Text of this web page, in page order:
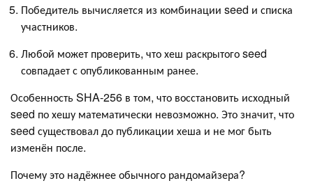
Победитель вычисляется из комбинации seed и списка
участников.
Любой может проверить, что хеш раскрытого seed
совпадает с опубликованным ранее.
Особенность SHA-256 в том, что восстановить исходный
seed по хешу математически невозможно. Это значит, что
seed существовал до публикации хеша и не мог быть
изменён после.
Почему это надёжнее обычного рандомайзера?